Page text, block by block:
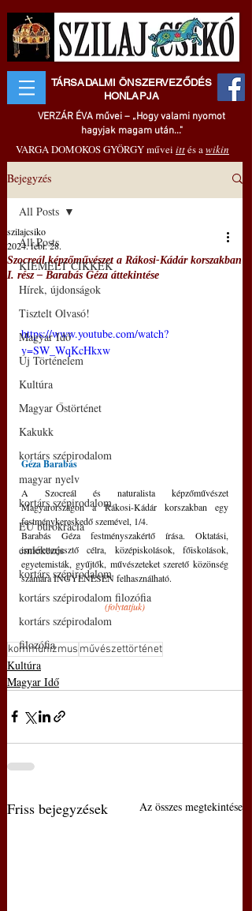
TÁRSADALMI ÖNSZERVEZŐDÉS
HONLAPJA
VERZÁR ÉVA művei – „Hogy valami nyomot
hagyjak magam után..."
VARGA DOMOKOS GYÖRGY művei ittés awikin
Bejegyzés
All Posts
KIEMELT CIKKEK
Hírek, újdonságok
Tisztelt Olvasó!
Magyar Idő
Új Történelem
Kultúra
Magyar Őstörténet
Kakukk
kortárs szépirodalom
magyar nyelv
kortárs szépirodalom
EU bürokrácia
emlékezés
kortárs szépirodalom
kortárs szépirodalom filozófia
kortárs szépirodalom
filozófia
All Posts
Szocreál képzőművészet a Rákosi-Kádár korszakban
I. rész – Barabás Géza áttekintése
szilajcsiko
2024. febr. 28.
https://www.youtube.com/watch?
v=SW_WqKcHkxw
Géza Barabás
A Szocreál és naturalista képzőművészet
Magyarországon a Rákosi-Kádár korszakban egy
festménykereskedő szemével, 1/4.
Barabás Géza festményszakértő írása. Oktatási,
ismeretterjesztő célra, középiskolások, főiskolások,
egyetemisták, gyűjtők, művészeteket szerető közönség
számára INGYENESEN felhasználható.
(folytatjuk)
kommunizmus művészettörténet
Kultúra
Magyar Idő
Friss bejegyzések Az összes megtekintése